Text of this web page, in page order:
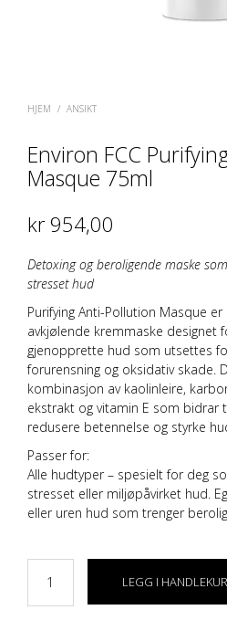
HJEM / ANSIKT
Environ FCC
Masque 75ml
kr 954,00
Detoxing og beroligende maske
stresset hud
Purifying Anti-Pollution Masque
avkjølende kremmaske designet
gjenopprette hud som utsettes
forurensning og oksidativ skade.
kombinasjon av kaolinleire,
ekstrakt og vitamin E som bidrar
redusere betennelse og styrke
Passer for:
Alle hudtyper – spesielt for deg
stresset eller miljøpåvirket hud.
eller uren hud som trenger
LEGG I